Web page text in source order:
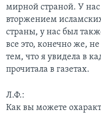
мирной страной. У
вторжением
страны, у нас был
все это, конечно же,
тем, что я увидела в
прочитала в газетах.
Л.Ф.:
Как вы можете